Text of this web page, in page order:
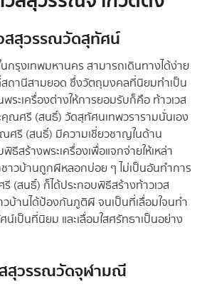
สสุวรรณวัดสุทัศน์
กรุงเทพมหานคร สามารถเดินทางได้ง่าย
ถานีสามยอด ซึ่งวัตถุมงคลที่นิยมทำเป็น
ระเครื่องต่างให้การยอมรับก็คือ ท้าวเวส
ณศรี (สนธิ์) วัดสุทัศนเทพวรารามนั่นเอง
ศรี (สนธิ์) มีความเชี่ยวชาญในด้าน
ธีสร้างพระเครื่องเพื่อแจกจ่ายให้เหล่า
าวบ้านถูกผีหลอกบ่อย ๆ ไม่เป็นอันทำการ
(สนธิ์) ก็ได้ประกอบพิธีสร้างท้าวเวส
บ้านได้ป้องกันภูติผี จนเป็นที่เลื่อมใจนทำ
น์เป็นที่นิยม และเลื่อมใสศรัทธาเป็นอย่าง
สสุวรรณวัดจุฬามณี